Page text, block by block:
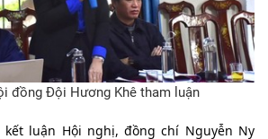
đồng Đội Hương Khê tham luận